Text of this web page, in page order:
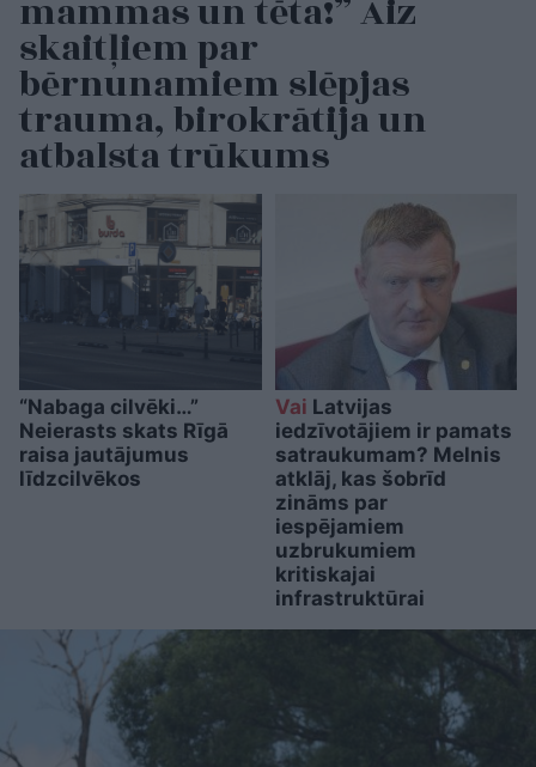
mammas un tēta!” Aiz
skaitļiem par
bērnunamiem slēpjas
trauma, birokrātija un
atbalsta trūkums
“Nabaga cilvēki…”
Neierasts skats Rīgā
raisa jautājumus
līdzcilvēkos
Vai Latvijas
iedzīvotājiem ir pamats
satraukumam? Melnis
atklāj, kas šobrīd
zināms par
iespējamiem
uzbrukumiem
kritiskajai
infrastruktūrai